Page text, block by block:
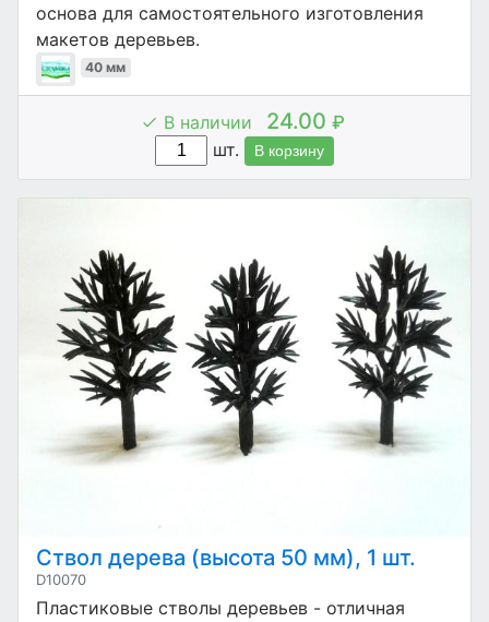
основа для самостоятельного изготовления
макетов деревьев.
40 мм
В наличии 24.00 ₽
шт.
В корзину
Ствол дерева (высота 50 мм), 1 шт.
D10070
Пластиковые стволы деревьев - отличная